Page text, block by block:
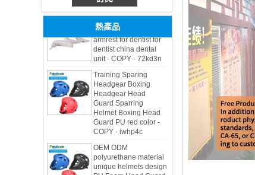
熱產品
price Luxury two
armrest for dentist for
dentist china dental
unit - COPY - 72kd3n
Training Sparing
Headgear Boxing
Headgear Head
Guard Sparring
Helmet Boxing Head
Guard PU red color -
COPY - iwhp4c
OEM ODM
polyurethane material
unique helmets design
PU Foam Head Guard
- COPY - gdfoa2